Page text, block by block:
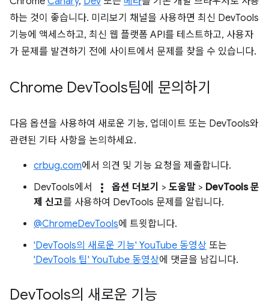
하는 것이 좋습니다. 미리보기 채널을 사용하면 최신 DevTools
기능에 액세스하고, 최신 웹 플랫폼 API를 테스트하고, 사용자
가 문제를 발견하기 전에 사이트에서 문제를 찾을 수 있습니다.
Chrome DevTools팀에 문의하기
다음 옵션을 사용하여 새로운 기능, 업데이트 또는 DevTools와
관련된 기타 사항을 논의하세요.
crbug.com에서 의견 및 기능 요청을 제출합니다.
DevTools에서
more_vert 옵션 더보기 > 도움말 > DevTools 문
제 신고를 사용하여 DevTools 문제를 알립니다.
@ChromeDevTools에 트윗합니다.
'DevTools의 새로운 기능' YouTube 동영상 또는
'DevTools 팁' YouTube 동영상에 댓글을 남깁니다.
DevTools의 새로운 기능